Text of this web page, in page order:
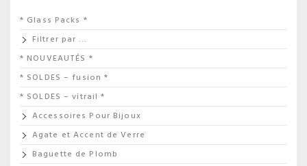
* Glass Packs *
Filtrer par …
* NOUVEAUTÉS *
* SOLDES – fusion *
* SOLDES – vitrail *
Accessoires Pour Bijoux
Agate et Accent de Verre
Baguette de Plomb